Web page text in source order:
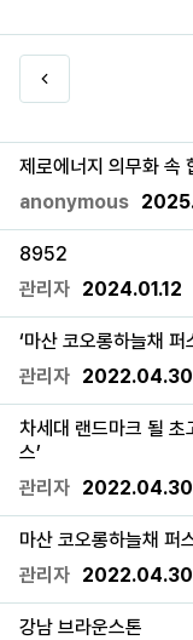
제로에너지 의무화 속
anonymous
8952
관리자 2024.01.12
‘마산 코오롱하늘채 퍼
관리자 2022.04.30
차세대 랜드마크 될 초
스’
관리자 2022.04.30
마산 코오롱하늘채 퍼
관리자 2022.04.30
강남 브라운스톤